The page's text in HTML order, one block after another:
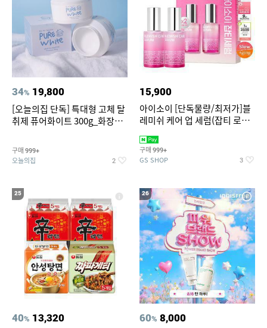
34% 19,800
[오늘의집 단독] 특대형 고체 탈
취제 퓨어화이트 300g_화장실
구매 999+
오늘의집 2
15,900
아이소이 [단독물량/최저가]블
레미쉬 케어 업 세럼(잡티 로즈
2027-04-24)
구매 999+
GS SHOP 3
25
40% 13,320
26
60% 8,000